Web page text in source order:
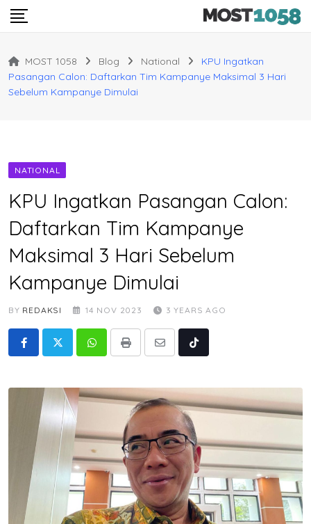
Skip
MOST 1058 Blog National
KPU Ingatkan
Pasangan Calon: Daftarkan Tim Kampanye Maksimal 3 Hari
Sebelum Kampanye Dimulai
NATIONAL
KPU Ingatkan Pasangan Calon:
Daftarkan Tim Kampanye
Maksimal 3 Hari Sebelum
Kampanye Dimulai
BY REDAKSI 14 NOV 2023 3 YEARS AGO
WhatsappPrint
Share
Tiktok